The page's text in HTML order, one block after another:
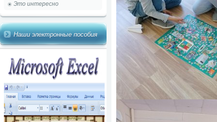
Это интересно
Наши электронные пособия